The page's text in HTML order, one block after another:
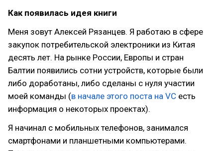
Как появилась идея книги
Меня зовут Алексей Рязанцев. Я работаю в сфере
закупок потребительской электроники из Китая
десять лет. На рынке России, Европы и стран
Балтии появились сотни устройств, которые были
либо доработаны, либо сделаны с нуля участии
моей команды (в начале этого поста на VC есть
информация о некоторых проектах).
Я начинал с мобильных телефонов, занимался
смартфонами и планшетными компьютерами.